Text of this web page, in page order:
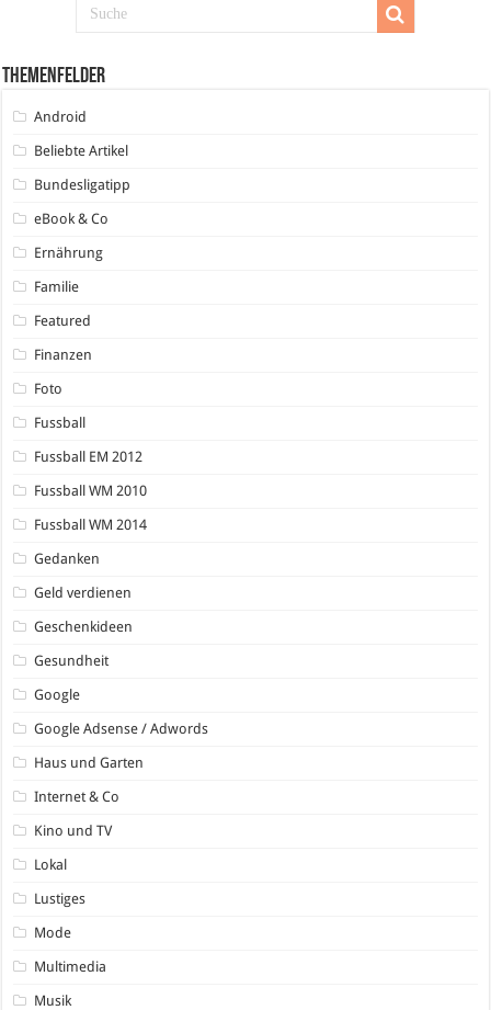
Themenfelder
Android
Beliebte Artikel
Bundesligatipp
eBook & Co
Ernährung
Familie
Featured
Finanzen
Foto
Fussball
Fussball EM 2012
Fussball WM 2010
Fussball WM 2014
Gedanken
Geld verdienen
Geschenkideen
Gesundheit
Google
Google Adsense / Adwords
Haus und Garten
Internet & Co
Kino und TV
Lokal
Lustiges
Mode
Multimedia
Musik